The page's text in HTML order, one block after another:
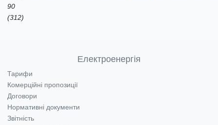
90
(312)
Електроенергія
Тарифи
Комерційні пропозиції
Договори
Нормативні документи
Звітність